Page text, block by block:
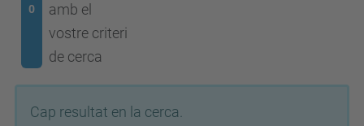
0
amb el
vostre criteri
de cerca
Cap resultat en la cerca.